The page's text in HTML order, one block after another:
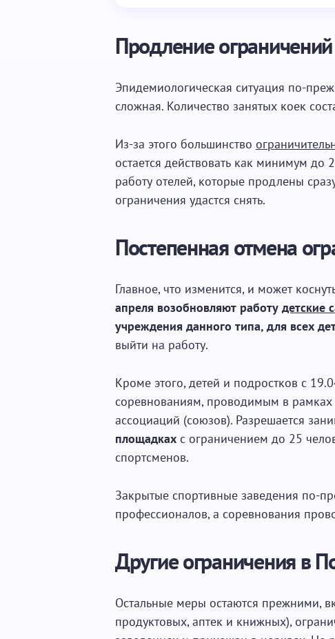
Продление
Эпидемиологическая ситуация по-
сложная. Количество занятых коек
Из-за этого большинство
остается действовать как минимум
работу отелей, которые продлены
ограничения удастся снять.
Постепенная отмена
Главное, что изменится, и может
апреля возобновляют работу детские
учреждения данного типа, для всех
выйти на работу.
Кроме этого, детей и подростков с
соревнованиям, проводимым в рамках
ассоциаций (союзов). Разрешается
площадках с ограничением до 25
спортсменов.
Закрытые спортивные заведения по-
профессионалов, а соревнования
Другие ограничения в
Остальные меры остаются прежними,
продуктовых, аптек и книжных),